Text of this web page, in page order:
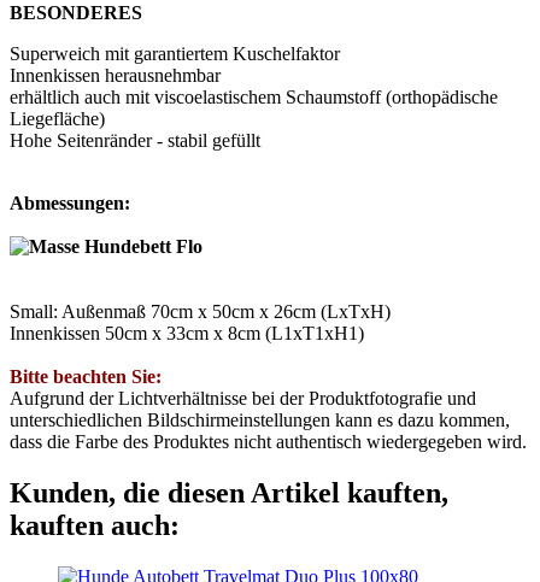
BESONDERES
Superweich mit garantiertem Kuschelfaktor
Innenkissen herausnehmbar
erhältlich auch mit viscoelastischem Schaumstoff (orthopädische
Liegefläche)
Hohe Seitenränder - stabil gefüllt
Abmessungen:
Small: Außenmaß 70cm x 50cm x 26cm (LxTxH)
Innenkissen 50cm x 33cm x 8cm (L1xT1xH1)
Bitte beachten Sie:
Aufgrund der Lichtverhältnisse bei der Produktfotografie und
unterschiedlichen Bildschirmeinstellungen kann es dazu kommen,
dass die Farbe des Produktes nicht authentisch wiedergegeben wird.
Kunden, die diesen Artikel kauften,
kauften auch: